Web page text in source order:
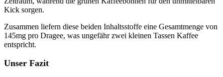
Kick sorgen.
Zusammen liefern diese beiden Inhaltsstoffe eine Gesamtmenge von
145mg pro Dragee, was ungefähr zwei kleinen Tassen Kaffee
entspricht.
Unser Fazit